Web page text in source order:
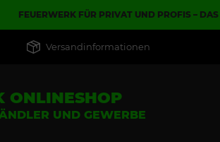
FEUERWERK FÜR PRIVAT UND PROFIS –
Versandinformationen
ONLINESHOP
UND GEWERBE